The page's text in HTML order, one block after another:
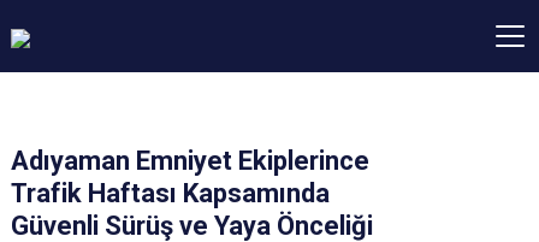
Adıyaman Emniyet Ekiplerince
Trafik Haftası Kapsamında
Güvenli Sürüş ve Yaya Önceliği